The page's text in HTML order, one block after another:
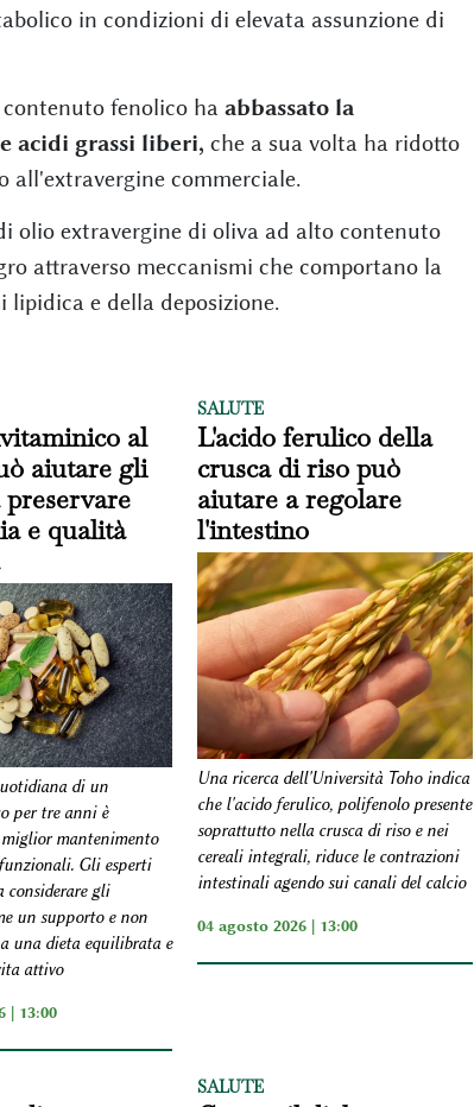
in condizioni di elevata assunzione di
fenolico ha abbassato la
acidi grassi liberi, che a sua volta ha ridotto
all'extravergine commerciale.
olio extravergine di oliva ad alto contenuto
attraverso meccanismi che comportano la
lipidica e della deposizione.
al
aiutare gli
e qualità
di un
per tre anni è
mantenimento
Gli esperti
considerare gli
un supporto e non
una dieta equilibrata e
attivo
| 13:00
SALUTE
L'acido ferulico della
crusca di riso può
aiutare a regolare
l'intestino
Una ricerca dell'Università Toho indica
che l'acido ferulico, polifenolo presente
soprattutto nella crusca di riso e nei
cereali integrali, riduce le contrazioni
intestinali agendo sui canali del calcio
04 agosto 2026 | 13:00
SALUTE